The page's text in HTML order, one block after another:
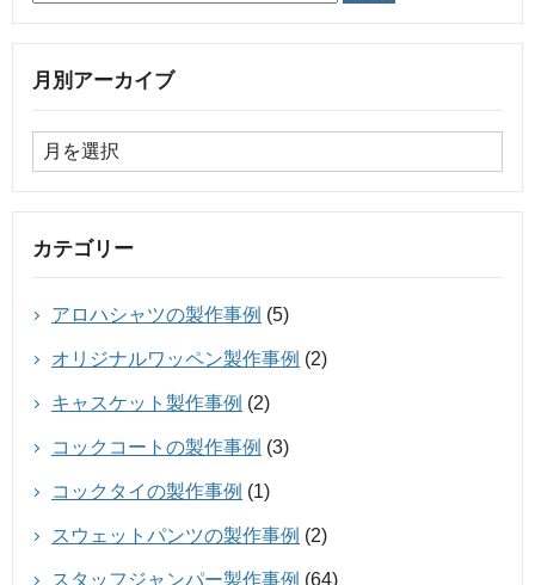
月別アーカイブ
カテゴリー
アロハシャツの製作事例 (5)
オリジナルワッペン製作事例 (2)
キャスケット製作事例 (2)
コックコートの製作事例 (3)
コックタイの製作事例 (1)
スウェットパンツの製作事例 (2)
スタッフジャンパー製作事例 (64)